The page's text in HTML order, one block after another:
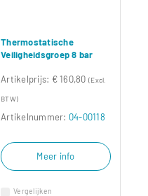
Vergelijken
Thermostatische
Veiligheidsgroep 8 bar
Artikelprijs: € 160,80 (Excl.
BTW)
Artikelnummer: 04-00118
Meer info